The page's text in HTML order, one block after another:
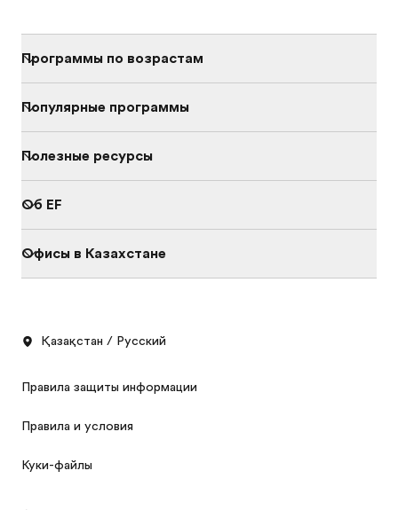
Программы по возрастам
Популярные программы
Полезные ресурсы
Об EF
Офисы в Казахстане
Қазақстан / Русский
Правила защиты информации
Правила и условия
Куки-файлы